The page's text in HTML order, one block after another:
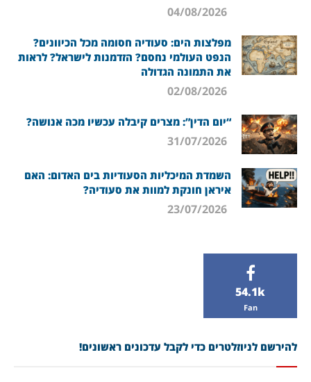
מפלצות הים: סעודיה חסומה מכל הכיוונים?
הנפט העולמי נחסם? הזדמנות לישראל? לראות
את התמונה הגדולה
“יום הדין”: מצרים קיבלה עכשיו מכה אנושה?
השמדת המיכליות הסעודיות בים האדום: האם
איראן חונקת למוות את סעודיה?
54.1k
Fan
להירשם לניוזלטרים כדי לקבל עדכונים ראשונים!